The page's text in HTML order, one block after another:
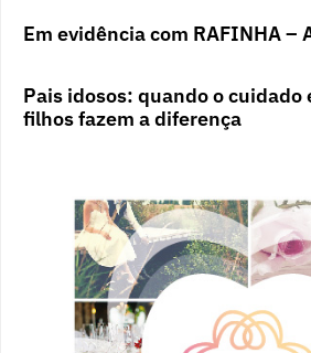
Em evidência com RAFINHA –
Pais idosos: quando o cuidado
filhos fazem a diferença